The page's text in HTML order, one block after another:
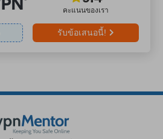
คะแนนของเรา
รับข้อเสนอนี้!